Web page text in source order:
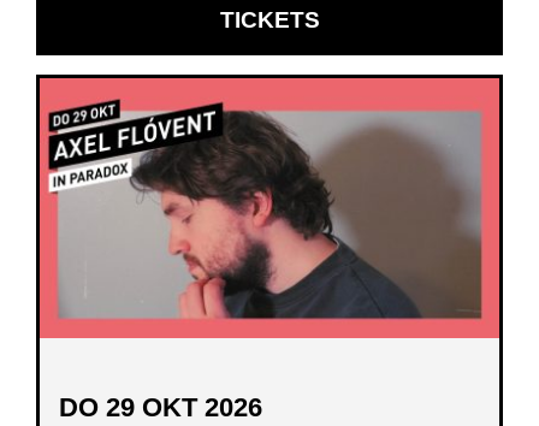
TICKETSOPENT
IN
VENSTER
DO 29 OKT 2026